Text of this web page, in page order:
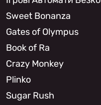
Sweet Bonanza
Gates of Olympus
Book of Ra
Crazy Monkey
Plinko
Sugar Rush